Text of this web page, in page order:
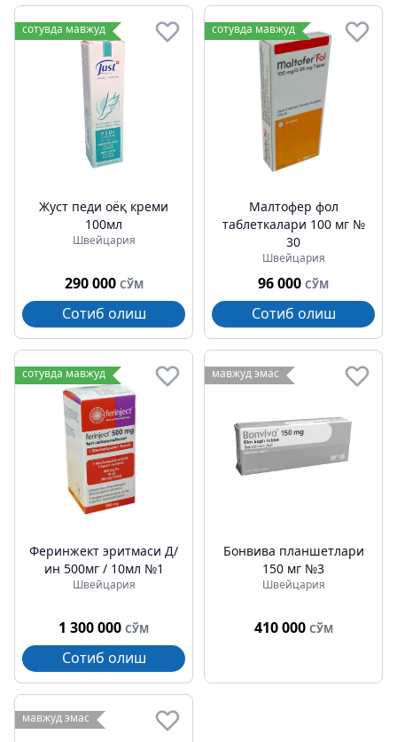
сотувда мавжуд
Жуст педи оёқ креми
100мл
Швейцария
290 000 СЎМ
Сотиб олиш
сотувда мавжуд
Малтофер фол
таблеткалари 100 мг №
30
Швейцария
96 000 СЎМ
Сотиб олиш
сотувда мавжуд
Феринжект эритмаси Д/
ин 500мг / 10мл №1
Швейцария
1 300 000 СЎМ
Сотиб олиш
мавжуд эмас
Бонвива планшетлари
150 мг №3
Швейцария
410 000 СЎМ
мавжуд эмас